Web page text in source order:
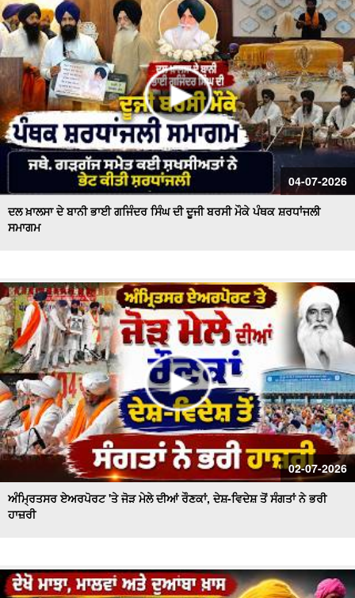
04-07-2026
ਦਲ ਖ਼ਾਲਸਾ ਦੇ ਬਾਨੀ ਭਾਈ ਗਜਿੰਦਰ ਸਿੰਘ ਦੀ ਦੂਜੀ ਬਰਸੀ ਮੌਕੇ ਪੰਥਕ ਸ਼ਰਧਾਂਜਲੀ
ਸਮਾਗਮ
02-07-2026
ਅੰਮ੍ਰਿਤਸਰ ਏਅਰਪੋਰਟ 'ਤੇ ਜੋੜ ਮੇਲੇ ਦੀਆਂ ਰੌਣਕਾਂ, ਦੇਸ਼-ਵਿਦੇਸ਼ ਤੋਂ ਸੰਗਤਾਂ ਨੇ ਭਰੀ
ਹਾਜ਼ਰੀ